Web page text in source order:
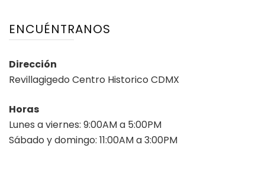
ENCUÉNTRANOS
Dirección
Revillagigedo Centro Historico CDMX
Horas
Lunes a viernes: 9:00AM a 5:00PM
Sábado y domingo: 11:00AM a 3:00PM